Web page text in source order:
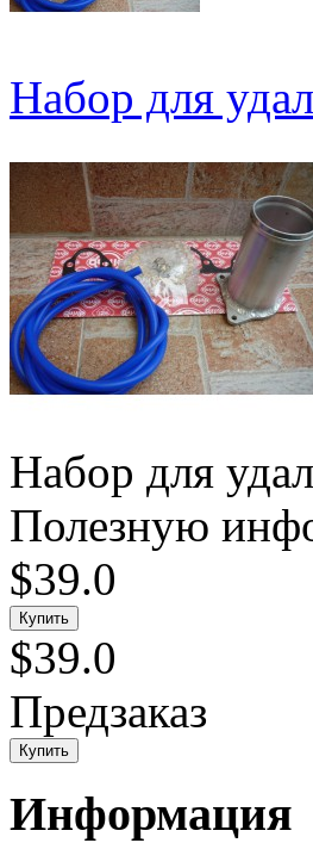
Набор для
Набор для
Полезную
$39.0
$39.0
Предзаказ
Информация